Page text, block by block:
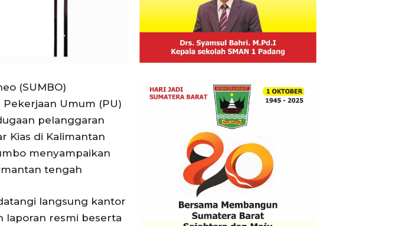
(SUMBO)
Umum (PU)
pelanggaran
Kias di Kalimantan
menyampaikan
tengah
langsung kantor
laporan resmi beserta